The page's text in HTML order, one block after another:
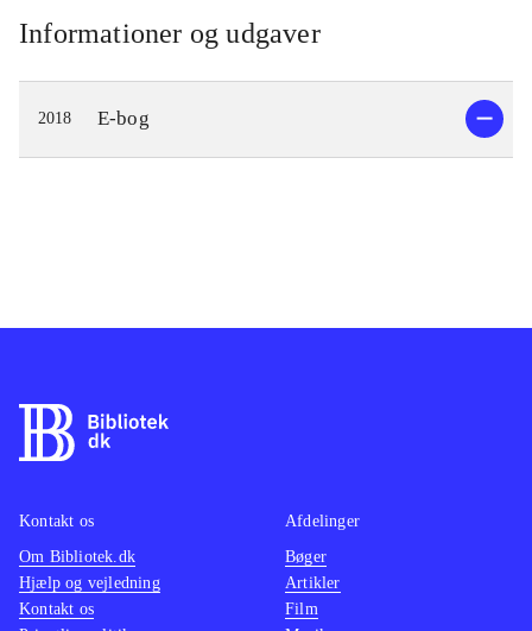
Informationer og udgaver
2018 E-bog
Kontakt os
Om Bibliotek.dk
Hjælp og vejledning
Kontakt os
Afdelinger
Bøger
Artikler
Film